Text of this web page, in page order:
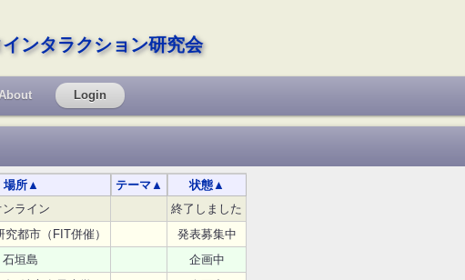
ンタラクション研究会
Login
場所▲ テーマ▲ 状態▲
ンライン
終了しました
都市（FIT併催）
発表募集中
石垣島
企画中